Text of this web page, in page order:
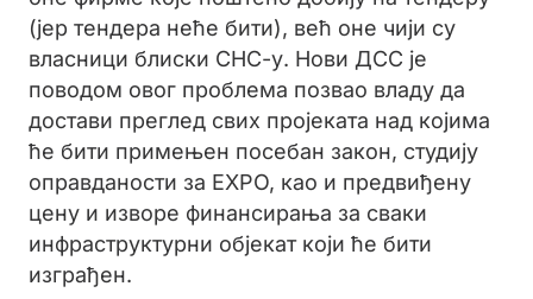
(јер тендера неће бити), већ оне чији су
власници блиски СНС-у. Нови ДСС је
поводом овог проблема позвао владу да
достави преглед свих пројеката над којима
ће бити примењен посебан закон, студију
оправданости за EXPO, као и предвиђену
цену и изворе финансирања за сваки
инфраструктурни објекат који ће бити
изграђен.